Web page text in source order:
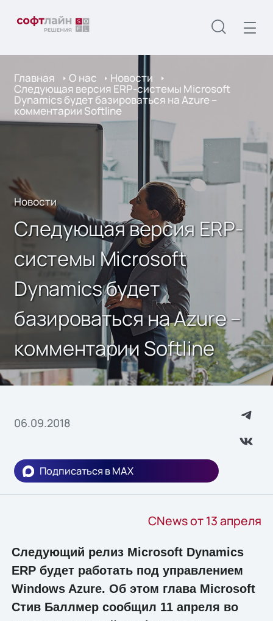
Главная О нас Новости
Следующая версия ERP-системы Microsoft
Dynamics будет базироваться на Azure –
комментарии Softline
Новости
Следующая версия ERP-
системы Microsoft
Dynamics будет
базироваться на Azure –
комментарии Softline
06.09.2018
Подписаться в MAX
CNews от 13 апреля
Следующий релиз Microsoft Dynamics
ERP будет работать под управлением
Windows Azure. Об этом глава Microsoft
Стив Баллмер сообщил 11 апреля во